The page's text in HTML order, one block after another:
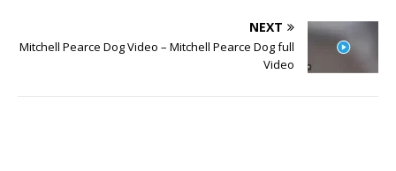
NEXT
Mitchell Pearce Dog Video – Mitchell Pearce Dog full
Video